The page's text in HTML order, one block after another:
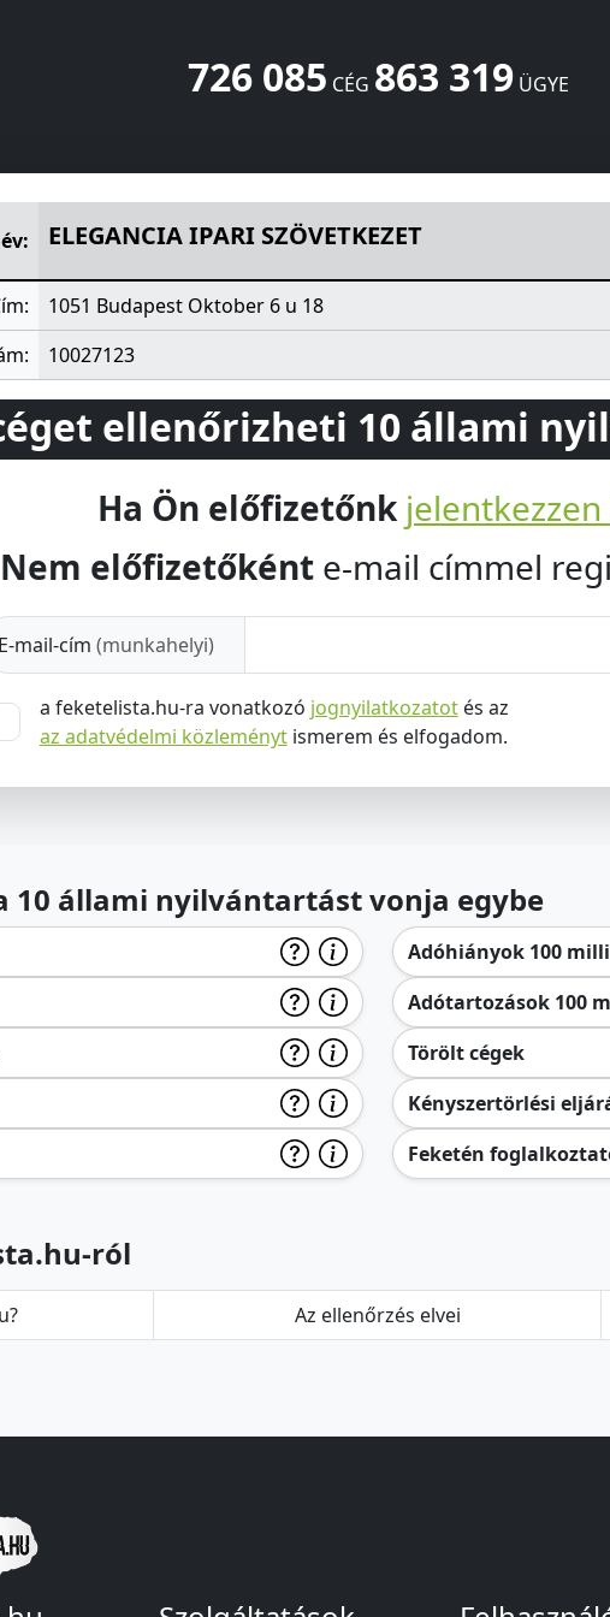
726 085 CÉG 863 319ÜGYE
ELEGANCIA IPARI SZÖVETKEZET
1051 Budapest Oktober 6 u 18
10027123
ellenőrizheti 10 állami
Ha Ön előfizetőnk jelentkezzen
Nem előfizetőként e-mail címmel
E-mail-cím (munkahelyi)
a feketelista.hu-ra vonatkozó jognyilatkozatotés az
az adatvédelmi közleménytismerem és elfogadom.
10 állami nyilvántartást vonja egybe
Adóhiányok 100
Adótartozások 100
Törölt cégek
Kényszertörlési
Feketén
ról
Az ellenőrzés elvei